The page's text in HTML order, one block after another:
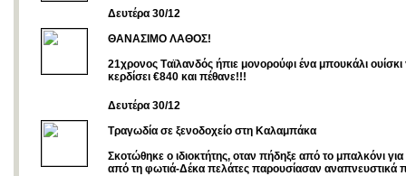
Δευτέρα 30/12
ΘΑΝΑΣΙΜΟ ΛΑΘΟΣ!
21χρονος Tαϊλανδός ήπιε μονορούφι ένα μπουκάλι ουίσκι
κερδίσει €840 και πέθανε!!!
Δευτέρα 30/12
Τραγωδία σε ξενοδοχείο στη Καλαμπάκα
Σκοτώθηκε ο ιδιοκτήτης, οταν πήδηξε από το μπαλκόνι
από τη φωτιά-Δέκα πελάτες παρουσίασαν αναπνευστικά